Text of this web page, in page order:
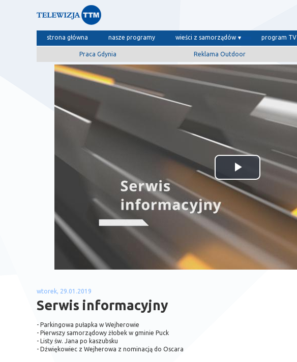
strona główna nasze programy wieści z samorządów program TV
Praca Gdynia Reklama Outdoor
Odtwórz
wideo
wtorek, 29.01.2019
Serwis informacyjny
- Parkingowa pułapka w Wejherowie
- Pierwszy samorządowy żłobek w gminie Puck
- Listy św. Jana po kaszubsku
- Dźwiękowiec z Wejherowa z nominacją do Oscara